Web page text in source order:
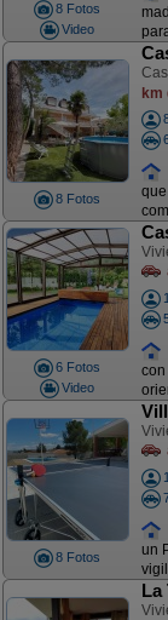
8 Fotos
Video
8 Fotos
km
6 Fotos
Video
8 Fotos
un
La